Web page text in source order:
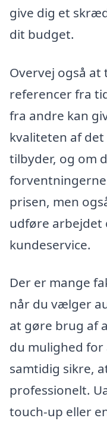
give dig et
dit budget.
Overvej også at
referencer fra
fra andre kan
kvaliteten af
tilbyder, og om
prisen, men
udføre arbejdet
kundeservice.
Der er mange
når du vælger
at gøre brug af
du mulighed for
samtidig sikre,
professionelt.
touch-up eller